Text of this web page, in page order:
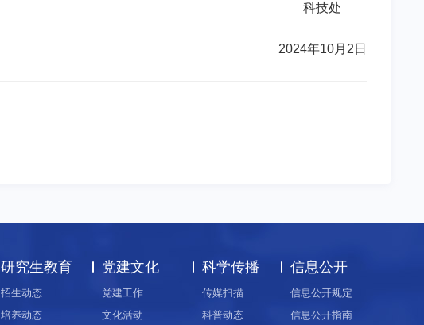
科技处
2024年10月2日
研究生教育
招生动态
培养动态
党建文化
党建工作
文化活动
科学传播
传媒扫描
科普动态
信息公开
信息公开规定
信息公开指南